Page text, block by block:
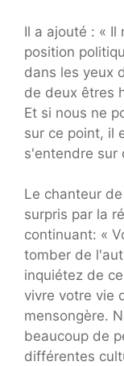
Il a ajouté : « Il
position
dans les yeux
de deux êtres
Et si nous ne
sur ce point, il
s'entendre sur
Le chanteur
surpris par la
continuant: «
tomber de
inquiétez de
vivre votre vie
mensongère.
beaucoup de
différentes